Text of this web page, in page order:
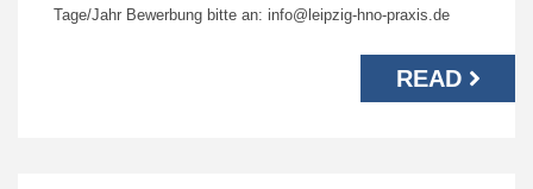
Tage/Jahr Bewerbung bitte an: info@leipzig-hno-praxis.de
READ